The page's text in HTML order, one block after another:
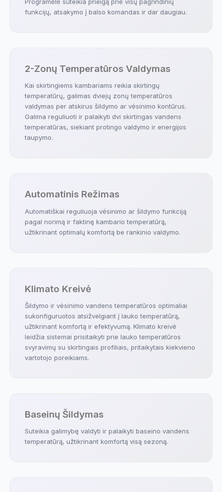
funkcijų, atsakymo į balso komandas ir dar daugiau.
2-Zonų Temperatūros Valdymas
Kai skirtingiems kambariams reikia skirtingų
temperatūrų, galimas dviejų zonų temperatūros
valdymas per atskirus šildymo ar vėsinimo kontūrus.
Galima reguliuoti ir palaikyti dvi skirtingas vandens
temperatūras, siekiant protingo valdymo ir energijos
taupymo.
Automatinis Režimas
Automatiškai reguliuoja vėsinimo ar šildymo funkciją
pagal norimą ir faktinę kambario temperatūrą,
užtikrinant optimalų komfortą be rankinio valdymo.
Klimato Kreivė
Šildymo ir vėsinimo vandens temperatūros optimaliai
sukonfiguruotos atsižvelgiant į lauko temperatūrą,
užtikrinant komfortą ir efektyvumą. Klimato kreivė
leidžia sistemai prisitaikyti prie lauko temperatūros
svyravimų su skirtingais profiliais, pritaikytais kiekvieno
vartotojo poreikiams.
Baseinų Šildymas
Suteikia galimybę valdyti ir palaikyti baseino vandens
temperatūrą, užtikrinant komfortą visą sezoną.